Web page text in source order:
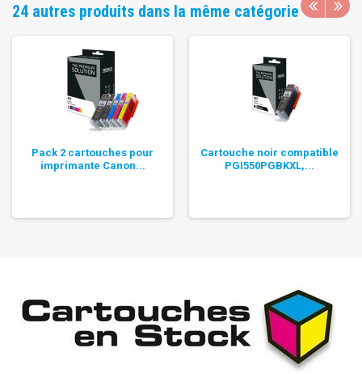
24 autres produits dans la même catégorie
Pack 2 cartouches pour
imprimante Canon...
Cartouche noir compatible
PGI550PGBKXL,...